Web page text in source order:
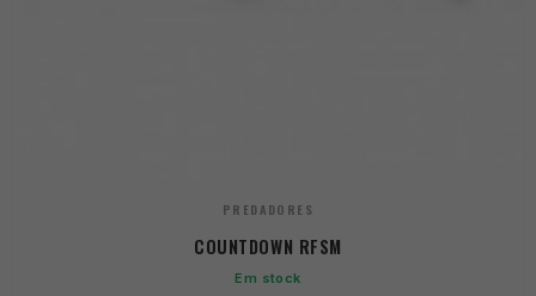
PREDADORES
COUNTDOWN RFSM
Em stock